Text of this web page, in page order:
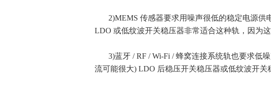
2)MEMS 传感器要求用噪声很低的稳定电源供
LDO 或低纹波开关稳压器非常适合这种轨，因为
3)蓝牙 / RF / Wi-Fi / 蜂窝连接系统轨也要求低
流可能很大) LDO 后稳压开关稳压器或低纹波开关